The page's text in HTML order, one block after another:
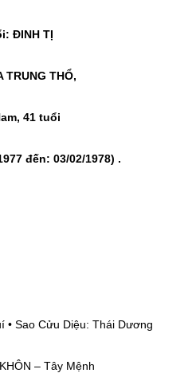
ĐINH TỊ
TRUNG THỔ,
41 tuổi
đến: 03/02/1978) .
• Sao Cửu Diệu: Thái Dương
– Tây Mệnh